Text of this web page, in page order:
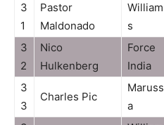
3
1
Pastor
Maldonado
William
s
3
2
Nico
Hulkenberg
Force
India
3
3
Charles Pic
a